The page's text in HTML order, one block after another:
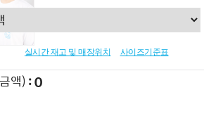
실시간 재고 및 매장위치 사이즈기준표
액) 0